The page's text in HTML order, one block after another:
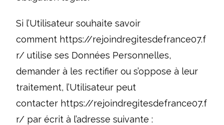
Si l’Utilisateur souhaite savoir
comment https://rejoindregitesdefrance07.f
r/ utilise ses Données Personnelles,
demander à les rectifier ou s’oppose à leur
traitement, l’Utilisateur peut
contacter https://rejoindregitesdefrance07.f
r/ par écrit à l’adresse suivante :